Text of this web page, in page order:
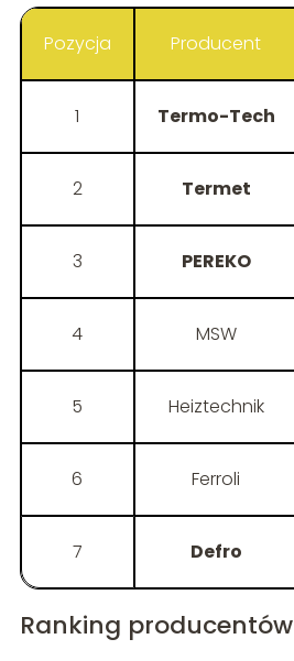
Pozycja Producent
1 Termo-Tech
2 Termet
3 PEREKO
4 MSW
5 Heiztechnik
6 Ferroli
7 Defro
Ranking producentów